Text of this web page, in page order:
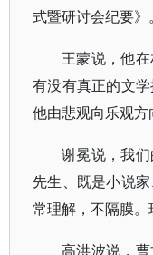
式暨研讨会纪要》。
王蒙说，他
有没有真正的文
他由悲观向乐观方
谢冕说，我
先生、既是小说
常理解，不隔膜。
高洪波说，